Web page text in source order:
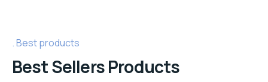
Best products
Best Sellers Products